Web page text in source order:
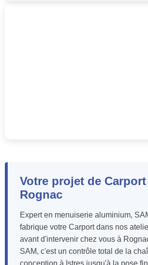
Votre projet de Carport
Rognac
Expert en menuiserie aluminium,
fabrique votre Carport dans nos
avant d'intervenir chez vous à
SAM, c'est un contrôle total de la
conception à Istres jusqu'à la pose